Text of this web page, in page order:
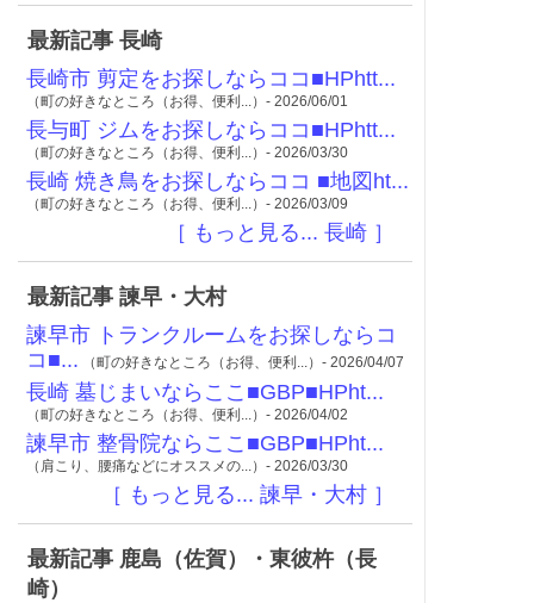
最新記事 長崎
長崎市 剪定をお探しならココ■HPhtt...
（町の好きなところ（お得、便利...）- 2026/06/01
長与町 ジムをお探しならココ■HPhtt...
（町の好きなところ（お得、便利...）- 2026/03/30
長崎 焼き鳥をお探しならココ ■地図ht...
（町の好きなところ（お得、便利...）- 2026/03/09
［ もっと見る... 長崎 ］
最新記事 諫早・大村
諫早市 トランクルームをお探しならコ
コ■... （町の好きなところ（お得、便利...）- 2026/04/07
長崎 墓じまいならここ■GBP■HPht...
（町の好きなところ（お得、便利...）- 2026/04/02
諫早市 整骨院ならここ■GBP■HPht...
（肩こり、腰痛などにオススメの...）- 2026/03/30
［ もっと見る... 諫早・大村 ］
最新記事 鹿島（佐賀）・東彼杵（長
崎）